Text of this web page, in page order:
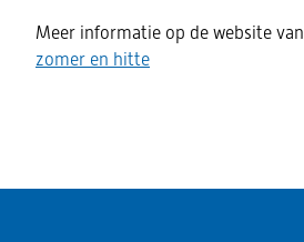
Meer informatie op de website van
zomer en hitte(opent